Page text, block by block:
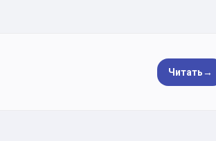
Читать→